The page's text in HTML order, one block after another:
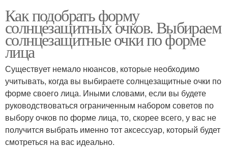
Как подобрать форму
солнцезащитных очков. Выбираем
солнцезащитные очки по форме
лица
Существует немало нюансов, которые необходимо
учитывать, когда вы выбираете солнцезащитные очки по
форме своего лица. Иными словами, если вы будете
руководствоваться ограниченным набором советов по
выбору очков по форме лица, то, скорее всего, у вас не
получится выбрать именно тот аксессуар, который будет
смотреться на вас идеально.